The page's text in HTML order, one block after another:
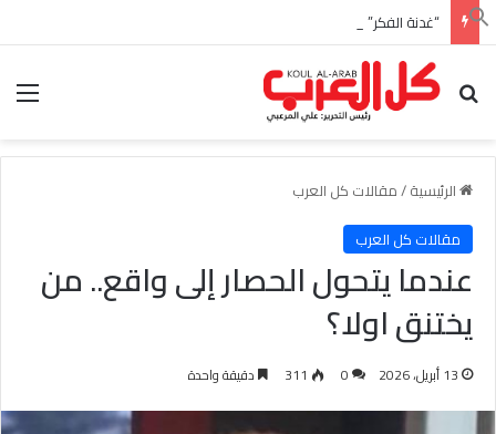
“غدنة الفكر” للأديب السعودي احمد بن عبدالله العبدالنبي
بحث عن
الرئيسية/مقالات كل العرب
مقالات كل العرب
عندما يتحول الحصار إلى واقع.. من
يختنق اولا؟
13 أبريل، 2026 0
311 دقيقة واحدة